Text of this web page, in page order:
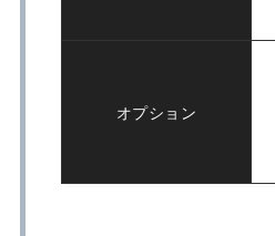
オプション